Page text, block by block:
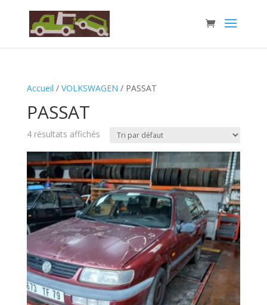
Accueil / VOLKSWAGEN / PASSAT
PASSAT
4 résultats affichés